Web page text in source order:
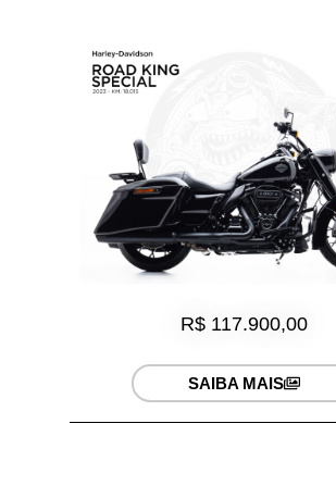
R$ 117.900,00
SAIBA MAIS